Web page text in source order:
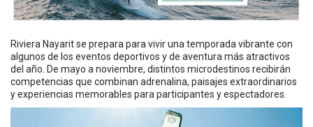
Riviera Nayarit se prepara para vivir una temporada vibrante con
algunos de los eventos deportivos y de aventura más atractivos
del año. De mayo a noviembre, distintos microdestinos recibirán
competencias que combinan adrenalina, paisajes extraordinarios
y experiencias memorables para participantes y espectadores.